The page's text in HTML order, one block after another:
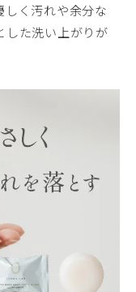
しく汚れや余分な
した洗い上がりが